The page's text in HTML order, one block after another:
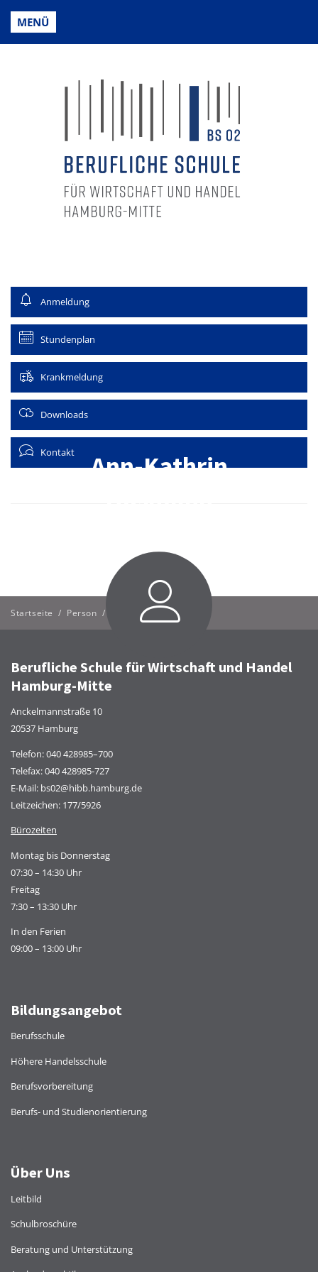
MENÜ
Anmeldung
Stundenplan
Krankmeldung
Downloads
Kontakt
Ann-Kathrin
Startseite / Person / Ann-Kathrin Husmann
Berufliche Schule für Wirtschaft und Handel
Hamburg-Mitte
Anckelmannstraße 10
20537 Hamburg
Telefon:040 428985–700
Telefax: 040 428985-727
E-Mail: bs02@hibb.hamburg.de
Leitzeichen: 177/5926
Bürozeiten
Montag bis Donnerstag
07:30 – 14:30 Uhr
Freitag
7:30 – 13:30 Uhr
In den Ferien
09:00 – 13:00 Uhr
Bildungsangebot
Berufsschule
Höhere Handelsschule
Berufsvorbereitung
Berufs- und Studienorientierung
Über Uns
Leitbild
Schulbroschüre
Beratung und Unterstützung